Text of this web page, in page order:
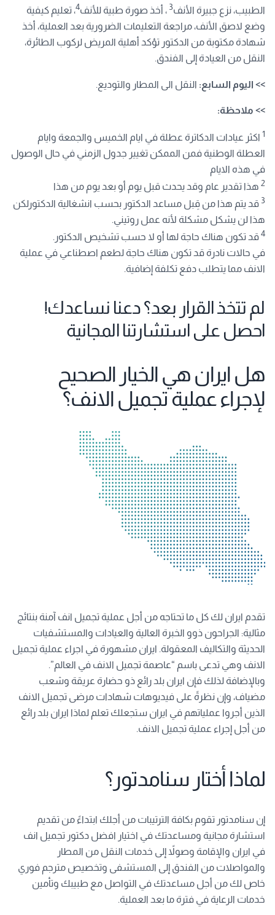
الطبيب، نزع جبيرة الأنف3 ، أخذ صورة طبية للأنف4، تعليم كيفية
وضع لاصق الأنف، مراجعة التعليمات الضرورية بعد العملية، أخذ
شهادة مكتوبة من الدكتور تؤكد أهلية المريض لركوب الطائرة،
النقل من العيادة إلى الفندق.
>> اليوم السابع: النقل الى المطار والتوديع.
>> ملاحظة:
1 اكثر عيادات الدكاترة عطلة في ايام الخميس والجمعة وايام
العطلة الوطنية فمن الممكن تغيير جدول الزمني في حال الوصول
في هذه الايام
2 هذا تقدير عام وقد يحدث قبل يوم أو بعد يوم من هذا
3 قد يتم هذا من قِبل مساعد الدكتور بحسب انشغالية الدكتورلكن
هذا لن يشكل مشكلة لأنه عمل روتيني.
4 قد تكون هناك حاجة لها أو لا حسب تشخيص الدكتور.
في حالات نادرة قد تكون هناك حاجة لطعم اصطناعي في عملية
الانف مما يتطلب دفع تكلفة إضافية.
لم تتخذ القرار بعد؟ دعنا نساعدك!
احصل على استشارتنا المجانية
هل ايران هي الخيار الصحيح
لإجراء عملية تجميل الانف؟
تقدم ايران لك كل ما تحتاجه من أجل عملية تجميل انف آمنة بنتائج
مثالية: الجراحون ذوو الخبرة العالية والعيادات والمستشفيات
الحديثة والتكاليف المعقولة. ايران مشهورة في اجراء عملية تجميل
الانف وهي تدعى باسم “عاصمة تجميل الانف في العالم”.
وبالإضافة لذلك فإن ايران بلد رائع ذو حضارة عريقة وشعب
مضياف، وإن نظرةً على فيديوهات شهادات مرضى تجميل الانف
الذين أجروا عملياتهم في ايران ستجعلك تعلم لماذا ايران بلد رائع
من أجل إجراء عملية تجميل الانف.
لماذا أختار سنامدتور؟
إن سنامدتور تقوم بكافة الترتيبات من أجلك ابتداءً من تقديم
استشارة مجانية ومساعدتك في اختيار افضل دكتور تجميل انف
في ايران والإقامة وصولاً إلى خدمات النقل من المطار
والمواصلات من الفندق إلى المستشفى وتخصيص مترجم فوري
خاص لك من أجل مساعدتك في التواصل مع طبيبك وتأمين
خدمات الرعاية في فترة ما بعد العملية.